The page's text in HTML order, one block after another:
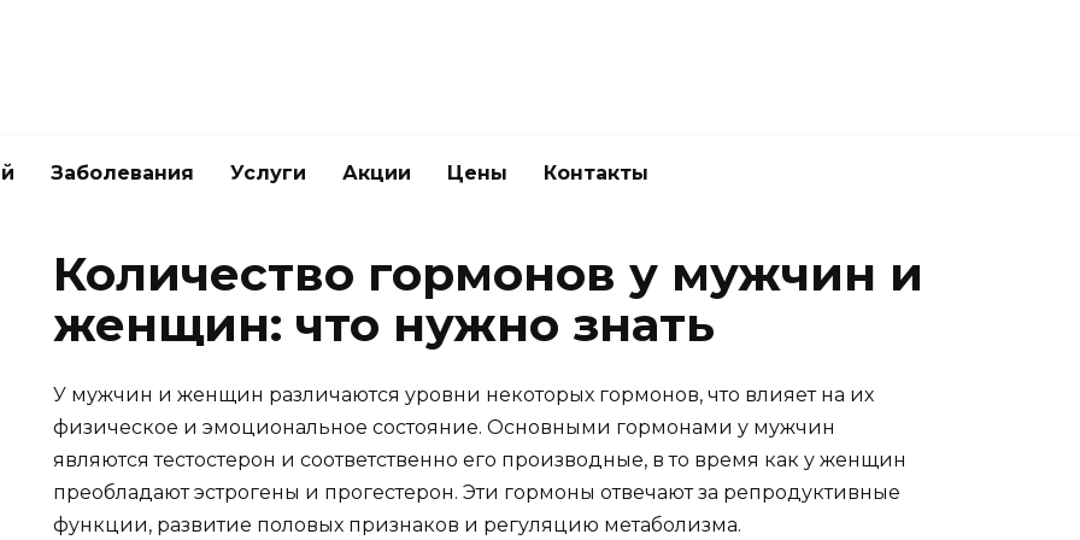
Заболевания Услуги Акции Цены Контакты
Количество гормонов у мужчин и
женщин: что нужно знать
У мужчин и женщин различаются уровни некоторых гормонов, что влияет на их
физическое и эмоциональное состояние. Основными гормонами у мужчин
являются тестостерон и соответственно его производные, в то время как у женщин
преобладают эстрогены и прогестерон. Эти гормоны отвечают за репродуктивные
функции, развитие половых признаков и регуляцию метаболизма.